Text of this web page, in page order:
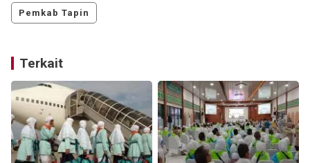
Pemkab Tapin
Terkait